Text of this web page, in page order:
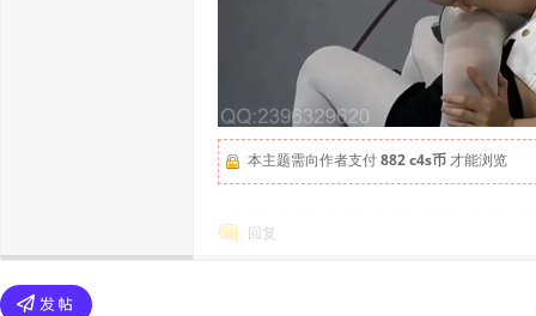
本主题需向作者支付882 c4s币才能浏览
回复